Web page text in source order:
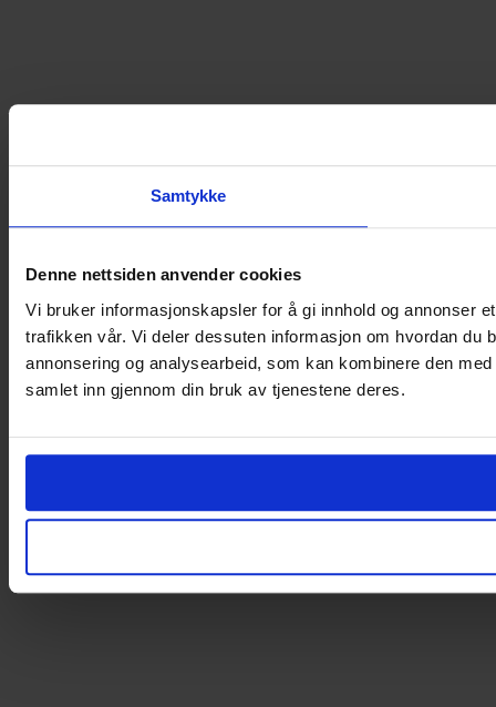
Samtykke
Denne nettsiden anvender cookies
Vi bruker informasjonskapsler for å gi innhold og annonser
trafikken vår. Vi deler dessuten informasjon om hvordan du
annonsering og analysearbeid, som kan kombinere den
samlet inn gjennom din bruk av tjenestene deres.